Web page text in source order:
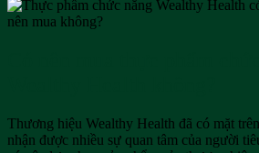
Thương hiệu Wealthy Health đã có mặt
nhận được nhiều sự quan tâm của người